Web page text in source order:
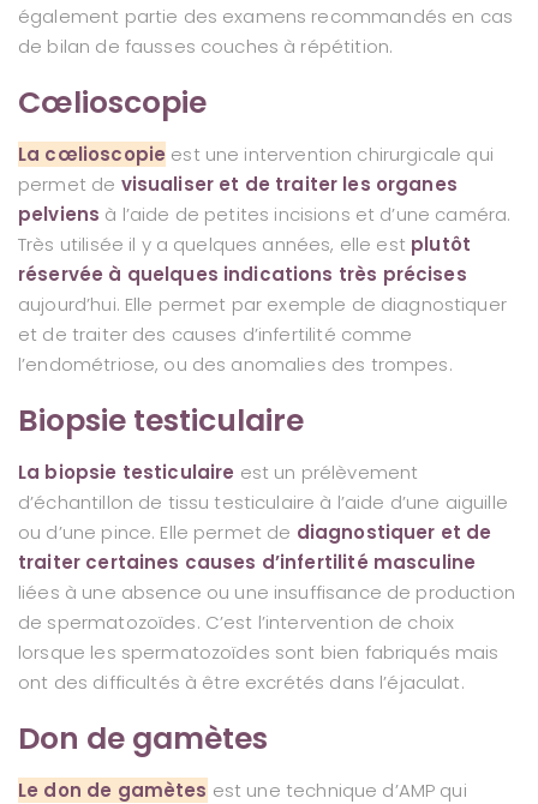
également partie des examens recommandés en cas
de bilan de fausses couches à répétition.
Cœlioscopie
La cœlioscopie est une intervention chirurgicale qui
permet de visualiser et de traiter les organes
pelviens à l’aide de petites incisions et d’une caméra.
Très utilisée il y a quelques années, elle est plutôt
réservée à quelques indications très précises
aujourd’hui. Elle permet par exemple de diagnostiquer
et de traiter des causes d’infertilité comme
l’endométriose, ou des anomalies des trompes.
Biopsie testiculaire
La biopsie testiculaire est un prélèvement
d’échantillon de tissu testiculaire à l’aide d’une aiguille
ou d’une pince. Elle permet de diagnostiquer et de
traiter certaines causes d’infertilité masculine
liées à une absence ou une insuffisance de production
de spermatozoïdes. C’est l’intervention de choix
lorsque les spermatozoïdes sont bien fabriqués mais
ont des difficultés à être excrétés dans l’éjaculat.
Don de gamètes
Le don de gamètes est une technique d’AMP qui